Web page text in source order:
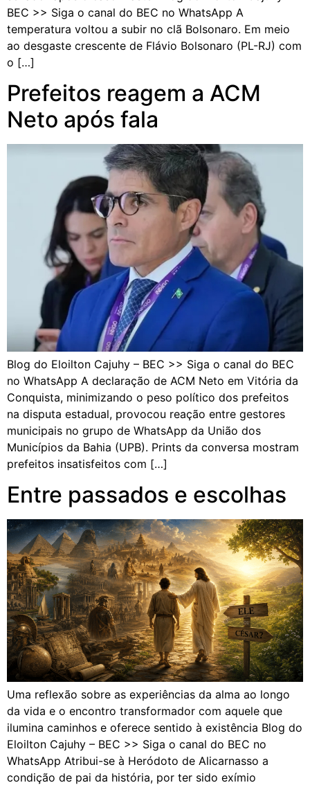
BEC >> Siga o canal do BEC no WhatsApp A
temperatura voltou a subir no clã Bolsonaro. Em meio
ao desgaste crescente de Flávio Bolsonaro (PL-RJ) com
o […]
Prefeitos reagem a ACM
Neto após fala
Blog do Eloilton Cajuhy – BEC >> Siga o canal do BEC
no WhatsApp A declaração de ACM Neto em Vitória da
Conquista, minimizando o peso político dos prefeitos
na disputa estadual, provocou reação entre gestores
municipais no grupo de WhatsApp da União dos
Municípios da Bahia (UPB). Prints da conversa mostram
prefeitos insatisfeitos com […]
Entre passados e escolhas
Uma reflexão sobre as experiências da alma ao longo
da vida e o encontro transformador com aquele que
ilumina caminhos e oferece sentido à existência Blog do
Eloilton Cajuhy – BEC >> Siga o canal do BEC no
WhatsApp Atribui-se à Heródoto de Alicarnasso a
condição de pai da história, por ter sido exímio